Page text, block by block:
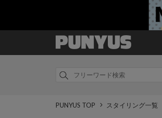
PUNYUS TOP スタイリング一覧